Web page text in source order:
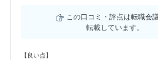
この口コミ・評点は転職会
転載しています。
【良い点】